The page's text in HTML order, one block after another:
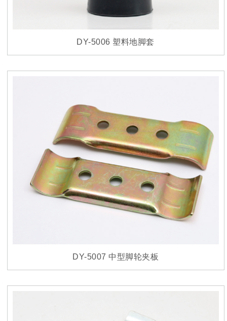
DY-5006 塑料地脚套
DY-5007 中型脚轮夹板